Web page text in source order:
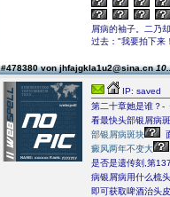
屑病的袖子。二乃
过去："我要拍下来
#478380 von jhfajgkla1u2@sina.cn
IP: saved
第二十章她是谁？-
看最快头部银屑病
部银屑病斑块
癜风两年不变大
是否是遗传刻,第
病银屑病用什么梳
即可获取啤酒治头